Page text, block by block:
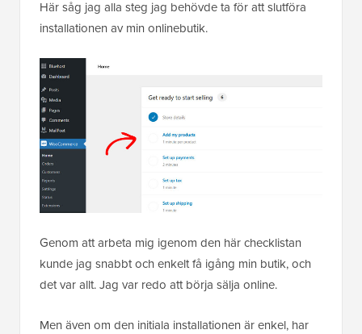
Här såg jag alla steg jag behövde ta för att slutföra
installationen av min onlinebutik.
Genom att arbeta mig igenom den här checklistan
kunde jag snabbt och enkelt få igång min butik, och
det var allt. Jag var redo att börja sälja online.
Men även om den initiala installationen är enkel, har